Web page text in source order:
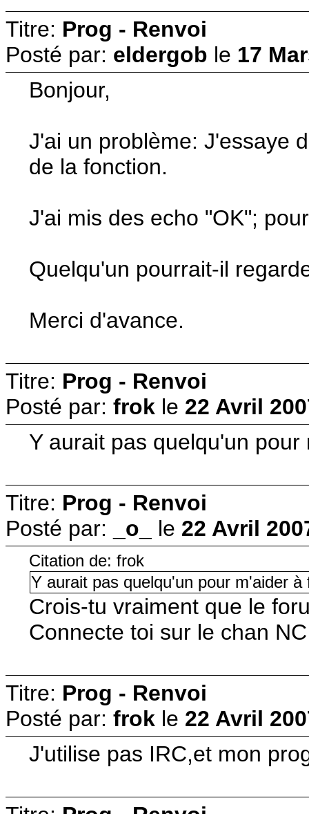
Titre: Prog - Renvoi
Posté par: eldergob le 17
Bonjour,
J'ai un problème: J'essaye
de la fonction.
J'ai mis des echo "OK";
Quelqu'un pourrait-il
Merci d'avance.
Titre: Prog - Renvoi
Posté par: frok le 22 Avril
Y aurait pas quelqu'un
Titre: Prog - Renvoi
Posté par:
_o_ le 22 Avril
Citation de: frok
Y aurait pas quelqu'un pour m'aider
Crois-tu vraiment que le
Connecte toi sur le chan
Titre: Prog - Renvoi
Posté par: frok le 22 Avril
J'utilise pas IRC,et mon